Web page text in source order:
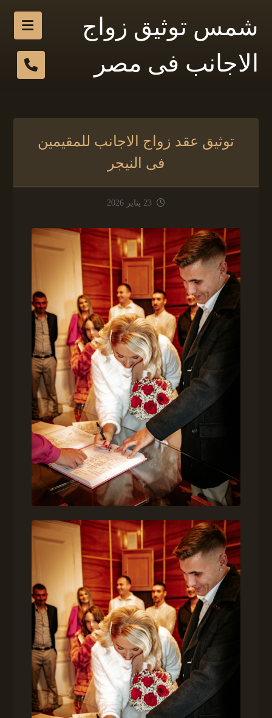
شمس توثيق زواج
الاجانب فى مصر
توثيق عقد زواج الاجانب للمقيمين
فى النيجر
23 يناير 2026